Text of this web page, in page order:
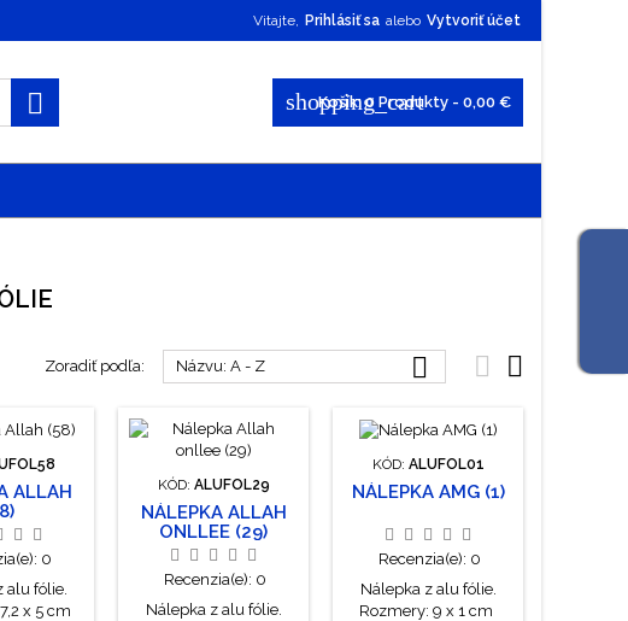
Vitajte, Prihlásiť sa alebo Vytvoriť účet
shopping_cart
Košík: 0 Produkty - 0,00 €

Zoradiť podľa: Názvu: A - Z   
ALLAH
0
alu fólie.
x 5 cm
KÓD: ALUFOL29
NÁLEPKA ALLAH
ONLLEE (29)
Recenzia(e): 0
Nálepka z alu fólie.
KÓD: ALUFOL01
NÁLEPKA AMG (1)
Recenzia(e): 0
Nálepka z alu fólie.
Rozmery: 9 x 1 cm